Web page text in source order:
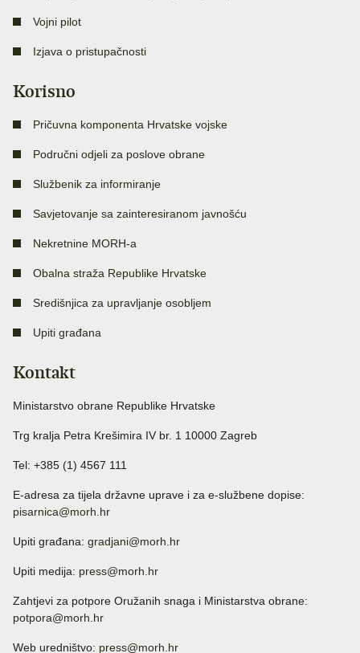
Vojni pilot
Izjava o pristupačnosti
Korisno
Pričuvna komponenta Hrvatske vojske
Područni odjeli za poslove obrane
Službenik za informiranje
Savjetovanje sa zainteresiranom javnošću
Nekretnine MORH-a
Obalna straža Republike Hrvatske
Središnjica za upravljanje osobljem
Upiti građana
Kontakt
Ministarstvo obrane Republike Hrvatske
Trg kralja Petra Krešimira IV br. 1 10000 Zagreb
Tel: +385 (1) 4567 111
E-adresa za tijela državne uprave i za e-službene dopise:
pisarnica@morh.hr
Upiti građana: gradjani@morh.hr
Upiti medija: press@morh.hr
Zahtjevi za potpore Oružanih snaga i Ministarstva obrane:
potpora@morh.hr
Web uredništvo: press@morh.hr